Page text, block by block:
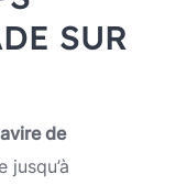
SUR
de